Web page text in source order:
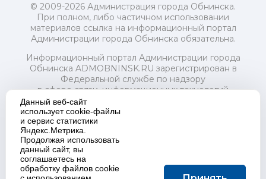
© 2009-2026 Администрация города Обнинска.
При полном, либо частичном использовании
материалов ссылка на информационный портал
Администрации города Обнинска обязательна.
Информационный портал Администрации города
Обнинска ADMOBNINSK.RU зарегистрирован в
Федеральной службе по надзору
в сфере связи, информационных технологий
и массовых коммуникаций (Роскомнадзор) 24 июля
2018 года.
Свидетельство о регистрации Эл № ФС77-73321
Учредитель: Администрация (исполнительно-
распорядительный орган) городского округа "Город
Обнинск". Главный редактор: Байкова Е.А.
Адрес электронной почты Редакции:
Данный веб-сайт
использует cookie-файлы
и сервис статистики
Яндекс.Метрика.
Продолжая использовать
данный сайт, вы
соглашаетесь на
обработку файлов cookie